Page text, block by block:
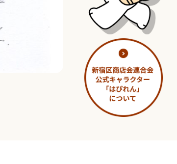
淀橋市場 ～わせだ新宿百景～